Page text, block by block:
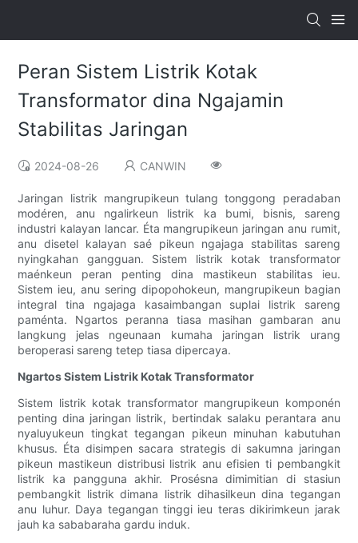
Peran Sistem Listrik Kotak
Transformator dina Ngajamin
Stabilitas Jaringan
2024-08-26 CANWIN
Jaringan listrik mangrupikeun tulang tonggong peradaban
modéren, anu ngalirkeun listrik ka bumi, bisnis, sareng
industri kalayan lancar. Éta mangrupikeun jaringan anu rumit,
anu disetel kalayan saé pikeun ngajaga stabilitas sareng
nyingkahan gangguan. Sistem listrik kotak transformator
maénkeun peran penting dina mastikeun stabilitas ieu.
Sistem ieu, anu sering dipopohokeun, mangrupikeun bagian
integral tina ngajaga kasaimbangan suplai listrik sareng
paménta. Ngartos peranna tiasa masihan gambaran anu
langkung jelas ngeunaan kumaha jaringan listrik urang
beroperasi sareng tetep tiasa dipercaya.
Ngartos Sistem Listrik Kotak Transformator
Sistem listrik kotak transformator mangrupikeun komponén
penting dina jaringan listrik, bertindak salaku perantara anu
nyaluyukeun tingkat tegangan pikeun minuhan kabutuhan
khusus. Éta disimpen sacara strategis di sakumna jaringan
pikeun mastikeun distribusi listrik anu efisien ti pembangkit
listrik ka pangguna akhir. Prosésna dimimitian di stasiun
pembangkit listrik dimana listrik dihasilkeun dina tegangan
anu luhur. Daya tegangan tinggi ieu teras dikirimkeun jarak
jauh ka sababaraha gardu induk.